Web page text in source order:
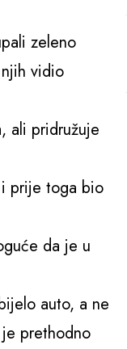
zeleno
vidio
ali pridružuje
i prije toga bio
da je u
auto, a ne
prethodno